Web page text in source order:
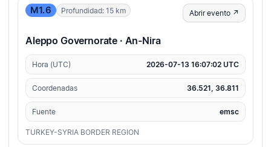
M1.6 Profundidad: 15 km Abrir evento ↗
Aleppo Governorate · An-Nira
Hora (UTC) 2026-07-13 16:07:02 UTC
Coordenadas 36.521, 36.811
Fuente emsc
TURKEY-SYRIA BORDER REGION